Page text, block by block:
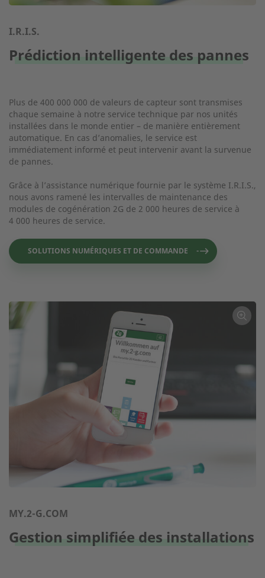
I.R.I.S.
Prédiction intelligente des pannes
Plus de 400 000 000 de valeurs de capteur sont transmises
chaque semaine à notre service technique par nos unités
installées dans le monde entier – de manière entièrement
automatique. En cas d’anomalies, le service est
immédiatement informé et peut intervenir avant la survenue
de pannes.
Grâce à l’assistance numérique fournie par le système I.R.I.S.,
nous avons ramené les intervalles de maintenance des
modules de cogénération 2G de 2 000 heures de service à
4 000 heures de service.
SOLUTIONS NUMÉRIQUES ET DE COMMANDE
MY.2-G.COM
Gestion simplifiée des installations